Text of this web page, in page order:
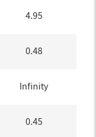
4.95
0.48
Infinity
0.45